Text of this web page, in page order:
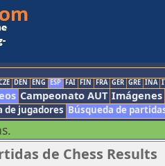
DEN ENG ESP FAI FIN FRA GER GRE INA
Campeonato AUT Imágenes
de jugadores Búsqueda de
de Chess Results